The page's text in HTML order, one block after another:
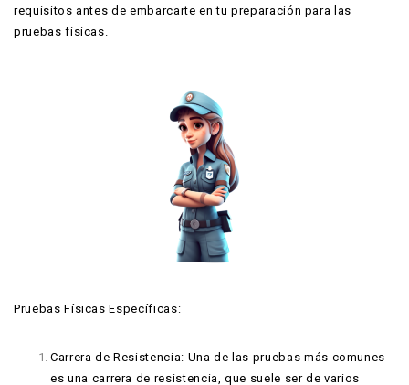
requisitos antes de embarcarte en tu preparación para las
pruebas físicas.
Pruebas Físicas Específicas:
Carrera de Resistencia: Una de las pruebas más comunes
es una carrera de resistencia, que suele ser de varios